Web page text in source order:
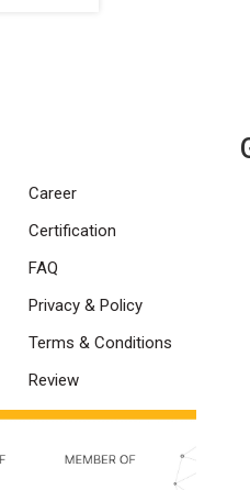
Career
Certification
FAQ
Privacy & Policy
Terms & Conditions
Review